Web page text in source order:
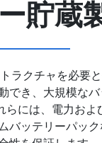
貯蔵
クチャを必要
き、大規模な
らには、電力お
ッテリーパッ